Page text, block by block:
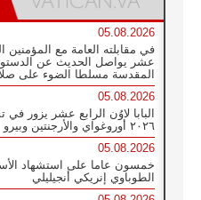
05.08.2026
في مقابلته العامة مع المؤمنين
عشر يواصل الحديث عن الدستور
المقدسة مسلطا الضوء على
05.08.2026
البابا لاوُن الرابع عشر يزور في
٢٠٢٦ أوروغواي والأرجنتين وبيرو
05.08.2026
خمسون عاما على استشهاد
الطوباوي إنريكي أنجيليلي